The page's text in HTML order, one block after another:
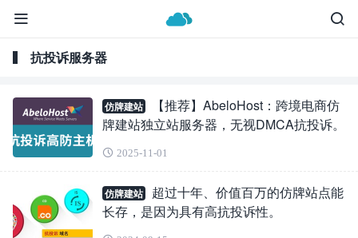
抗投诉服务器
仿牌建站
【推荐】AbeloHost：跨境电商仿
牌建站独立站服务器，无视DMCA抗投诉。
2025-11-01
仿牌建站
超过十年、价值百万的仿牌站点能
长存，是因为具有高抗投诉性。